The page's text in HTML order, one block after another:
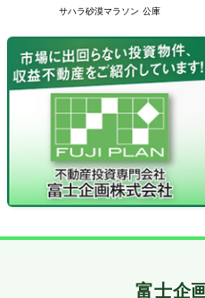
サハラ砂漠マラソン 公庫